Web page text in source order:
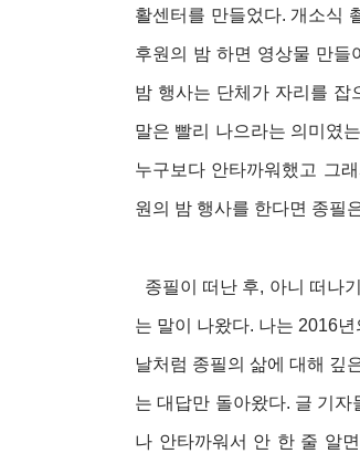
활센터를 만들었다. 개소식
후원의 밤 하면 영상물 만들
밤 행사는 단체가 자리를 잡
말은 빨리 나으라는 의미였
누구보다 안타까워했고 그
원의 밤 행사를 한다면 종필
종필이 떠난 후, 아니 떠나
는 말이 나왔다. 나는 2016
날처럼 종필의 삶에 대해 깊
는 대답만 돌아왔다. 글 기
나 안타까워서 안 한 줄 알